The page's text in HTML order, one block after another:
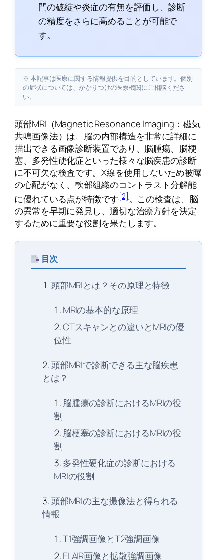
門の破綻や炎症の有無を評価し、診断
の精度をさらに高めることが可能で
す。
※ 本記事は医療に関する情報提供を目的としています。個別
の症状については、かかりつけの医療機関にご相談くださ
い。
頭部MRI（Magnetic Resonance Imaging：磁気
共鳴画像法）は、脳の内部構造を非常に詳細に
描出できる画像診断装置であり、脳腫瘍、脳梗
塞、多発性硬化症といった様々な脳疾患の診断
に不可欠な検査です。X線を使用しないため被曝
の心配がなく、軟部組織のコントラスト分解能
に優れている点が特徴です[2]。この検査は、脳
の異常を早期に発見し、適切な治療方針を決定
するために重要な役割を果たします。
目次
頭部MRIとは？その原理と特徴
MRIの基本的な原理
CTスキャンとの違いとMRIの優
位性
頭部MRIで診断できる主な脳疾患
とは？
脳腫瘍の診断におけるMRIの役
割
脳梗塞の診断におけるMRIの役
割
多発性硬化症の診断における
MRIの役割
頭部MRIの主な撮像法と得られる
情報
T1強調画像とT2強調画像
FLAIR画像と拡散強調画像